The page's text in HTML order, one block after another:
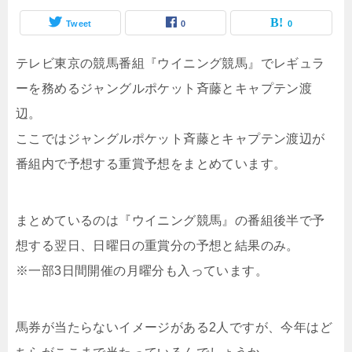
Tweet 0 0
テレビ東京の競馬番組『ウイニング競馬』でレギュラ
ーを務めるジャングルポケット斉藤とキャプテン渡
辺。
ここではジャングルポケット斉藤とキャプテン渡辺が
番組内で予想する重賞予想をまとめています。
まとめているのは『ウイニング競馬』の番組後半で予
想する翌日、日曜日の重賞分の予想と結果のみ。
※一部3日間開催の月曜分も入っています。
馬券が当たらないイメージがある2人ですが、今年はど